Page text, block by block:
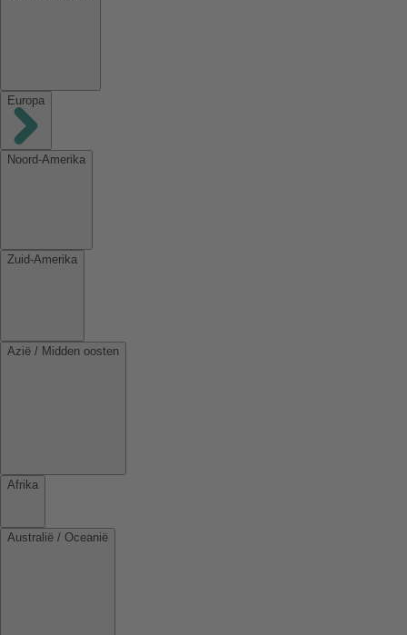
Europa
Noord-Amerika
Zuid-Amerika
Azië / Midden oosten
Afrika
Australië / Oceanië